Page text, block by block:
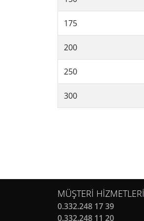
175
200
250
300
MÜŞTERİ HİZMETLERİ
0.332.248 17 39
0.332.248 11 20